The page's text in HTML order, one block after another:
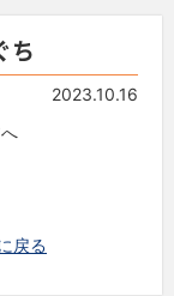
ち
2023.10.16
戻る